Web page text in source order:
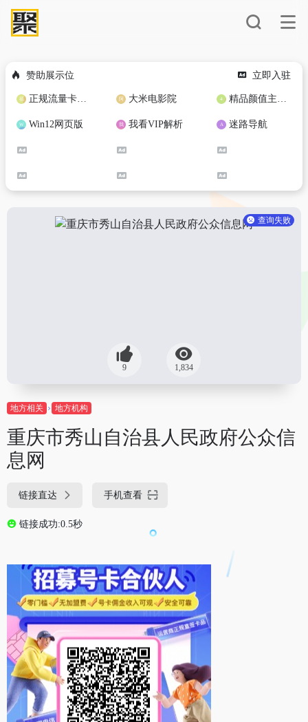
赞助展示位 立即入驻
正规流量卡免费加盟合作 大米电影院 精品颜值主播定制
Win12网页版 我看VIP解析 迷路导航
查询失败
9 1,834
地方相关 地方机构
重庆市秀山自治县人民政府公众信
息网
链接直达 手机查看
链接成功:0.5秒